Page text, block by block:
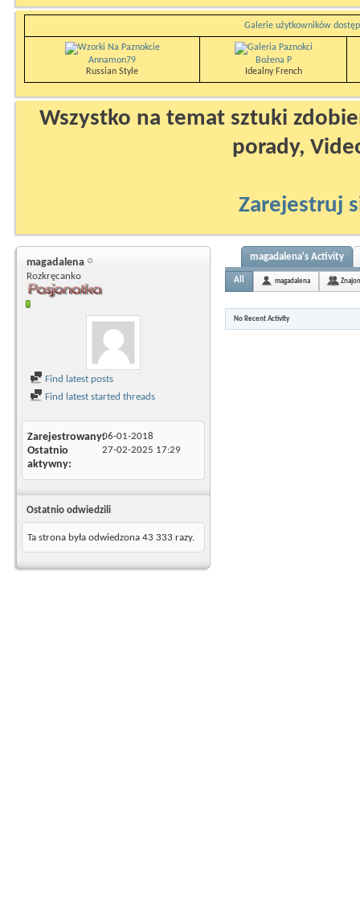
Galerie użytkowników
Annamon79
Russian Style
Bożena P
Idealny French
Wszystko na temat sztuki
porady,
Zarejestruj
magadalena
Rozkręcanko
Find latest posts
Find latest started threads
Zarejestrowany06-01-2018
Ostatnio
aktywny
27-02-2025 17:29
Ostatnio odwiedzili
Ta strona była odwiedzona 43 333 razy.
magadalena's Activity
All magadalena
No Recent Activity